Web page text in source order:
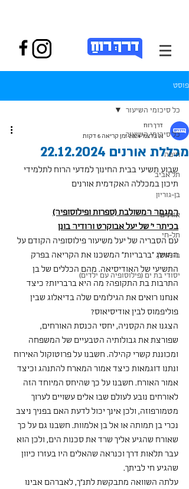
פוסט
כל סיכומי השיעור
חיפה
תל אביב
בן-גוריון
אורנים
תל-חי
בר-אילן
יסודי בת ים (פילוסופיה עם ילדים)
כל סיכומי השיעור
מכללת אורנים 22.12.2024
דרך רוח
21 בדצמ׳ 2024
זמן קריאה 6 דקות
שבוע תשיעי בבית החינוך למדעי הרוח לתלמידי
תיכון במכללה האקדמית אורנים
המגמה המשולבת (ספרות ופילוסופיה)
בכיתה י' של יעל אבוקרט והודיה בונן
עם הסבריה של יעל משיעור פילוסופיה הקודם על
המושג "ברבריות" המשכנו את הקריאה בפרק
התשיעי של האודיסיאה. מהם הכללים של בן
התרבות בת התקופה? מה היא ברבריות? כיצד
אנחנו רואים את הגילומים שלה בדיאלוג שבין
פוליפמוס לבין אודיסיאוס?
הצגנו את הקסניה, יחסי הכנסת האורחים,
שפורצת את גבולותיה הטבעיים של המשפחה
ומכוננת קשרי קהילה. חשבנו על פרוטוקול האירוח
ונתנו דוגמאות כיצד אמור המארח להתנהג וכיצד
אמור האורח. חשבנו על כך שהיחס המיוחד הזה
לאורחים נובע לעולם שבו אלים עשויים לערוך
מטמורפוזה, ולכן אינך יכול לדעת האם בפניך ניצב
נכרי בן תמותה או אל בן אלמוות. חשבנו גם על כך
שאורח שהגיע אליך שרד את סכנות הים, ולכן הוא
עבר תלאות דרך וכנראה שהאלים היו בעזרו כיוון
שהגיע חי לביתך.
עלתה השוואה מתבקשת לתנ"ך, לאברהם אבינו